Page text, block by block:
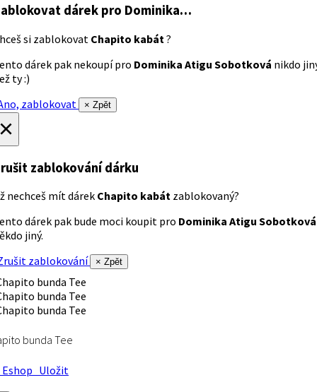
dárek pro Dominika…
si zablokovat Chapito kabát ?
dárek pak nekoupí pro Dominika Atigu Sobotková nikdo
ty :)
zablokovat
× Zpět
zablokování dárku
nechceš mít dárek Chapito kabát zablokovaný?
dárek pak bude moci koupit pro Dominika Atigu Sobotková
jiný.
zablokování
× Zpět
bunda Tee
Uložit